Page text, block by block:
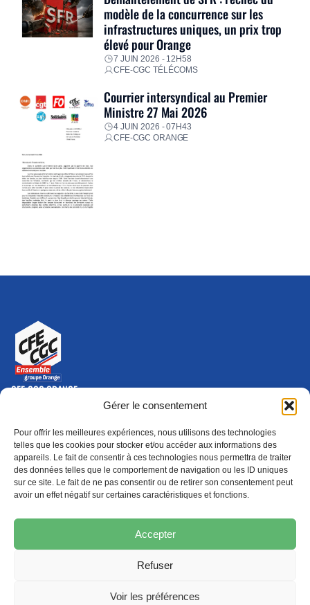
Gérer le consentement
Pour offrir les meilleures expériences, nous utilisons des technologies
telles que les cookies pour stocker et/ou accéder aux informations des
appareils. Le fait de consentir à ces technologies nous permettra de traiter
des données telles que le comportement de navigation ou les ID uniques
sur ce site. Le fait de ne pas consentir ou de retirer son consentement peut
avoir un effet négatif sur certaines caractéristiques et fonctions.
Accepter
Refuser
Voir les préférences
modèle de la concurrence sur les
infrastructures uniques, un prix trop
élevé pour Orange
7 JUIN 2026 - 12H58
CFE-CGC TÉLÉCOMS
Courrier intersyndical au Premier
Ministre 27 Mai 2026
4 JUIN 2026 - 07H43
CFE-CGC ORANGE
CFE-CGC ORANGE
10-12 rue Saint Amand, 75015 Paris Cedex 15
Nous contacter
01 46 79 28 74
S'ABONNER(NOUVELLE FENÊTRE)
ADHÉRER
Épargne
(nouvelle fenêtre) Formation
(nouvelle fenêtre)
POLITIQUE DE COOKIES